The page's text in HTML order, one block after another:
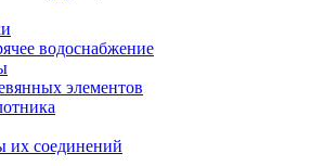
водоснабжение
элементов
их соединений